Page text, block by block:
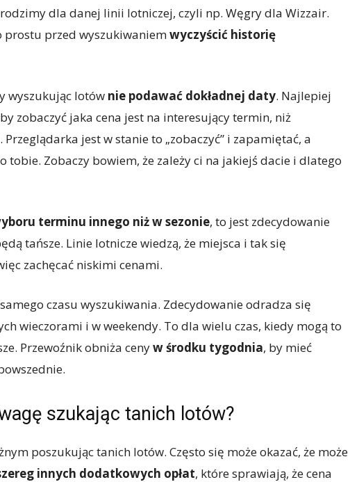
dla danej linii lotniczej, czyli np. Węgry dla Wizzair.
prostu przed wyszukiwaniemwyczyścić historię
wyszukując lotów nie podawać dokładnej daty. Najlepiej
zobaczyć jaka cena jest na interesujący termin, niż
jest w stanie to „zobaczyć” i zapamiętać, a
tobie. Zobaczy bowiem, że zależy ci na jakiejś dacie i dlatego
terminu innego niż w sezonie, to jest zdecydowanie
tańsze. Linie lotnicze wiedzą, że miejsca i tak się
zachęcać niskimi cenami.
czasu wyszukiwania. Zdecydowanie odradza się
wieczorami i w weekendy. To dla wielu czas, kiedy mogą to
Przewoźnik obniża cenyw środku tygodnia, by mieć
szukając tanich lotów?
poszukując tanich lotów. Często się może okazać, że może
innych dodatkowych opłat, które sprawiają, że cena